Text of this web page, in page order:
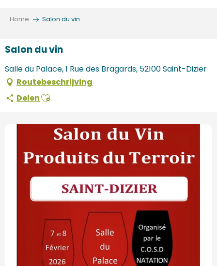
Home Salon du vin
Salon du vin
Salle du Palace, 1 Rue des Bragards, 52100 Saint-Dizier
Routebeschrijving
DelenAjouter aux favoris